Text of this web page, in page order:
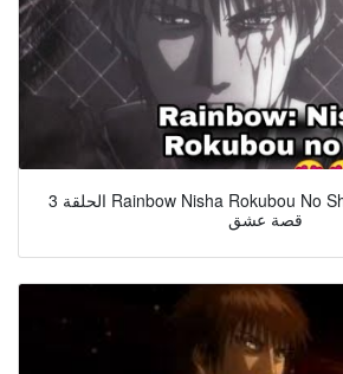
الحلقة 3 Rainbow Nisha Rokubou No Shichinin انمي مترجم
قصة عشق